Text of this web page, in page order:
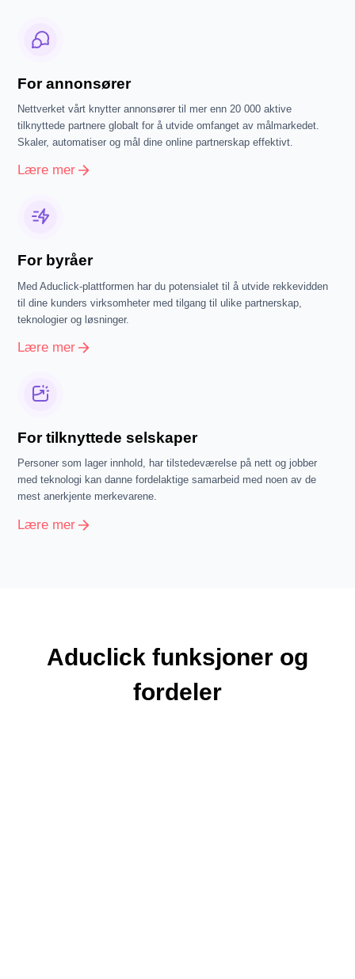
For annonsører
Nettverket vårt knytter annonsører til mer enn 20 000 aktive
tilknyttede partnere globalt for å utvide omfanget av målmarkedet.
Skaler, automatiser og mål dine online partnerskap effektivt.
Lære mer
For byråer
Med Aduclick-plattformen har du potensialet til å utvide rekkevidden
til dine kunders virksomheter med tilgang til ulike partnerskap,
teknologier og løsninger.
Lære mer
For tilknyttede selskaper
Personer som lager innhold, har tilstedeværelse på nett og jobber
med teknologi kan danne fordelaktige samarbeid med noen av de
mest anerkjente merkevarene.
Lære mer
Aduclick funksjoner og
fordeler